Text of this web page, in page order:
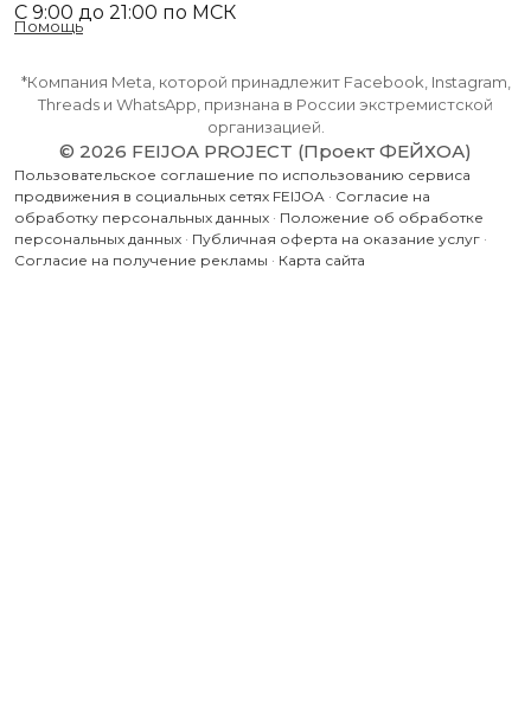
С 9:00 до 21:00 по МСК
Помощь
*Компания Meta, которой принадлежит Facebook, Instagram,
Threads и WhatsApp, признана в России экстремистской
организацией.
© 2026 FEIJOA PROJECT (Проект ФЕЙХОА)
Пользовательское соглашение по использованию сервиса
продвижения в социальных сетях FEIJOA · Согласие на
обработку персональных данных · Положение об обработке
персональных данных · Публичная оферта на оказание услуг ·
Согласие на получение рекламы · Карта сайта